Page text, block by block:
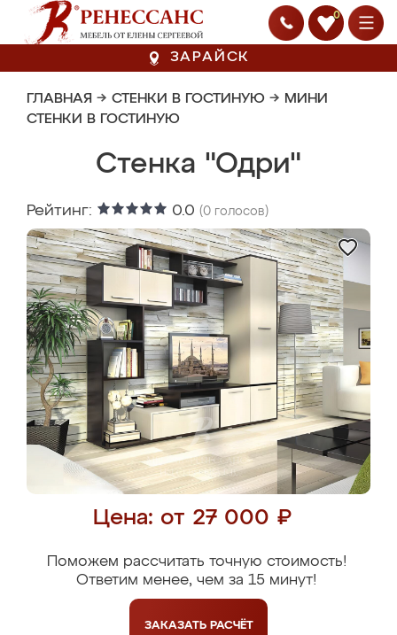
0
ЗАРАЙСК
ГЛАВНАЯ → СТЕНКИ В ГОСТИНУЮ → МИНИ
СТЕНКИ В ГОСТИНУЮ
Стенка "Одри"
Рейтинг: 0.0 (0 голосов)
Цена: от 27 000 ₽
Поможем рассчитать точную стоимость!
Ответим менее, чем за 15 минут!
ЗАКАЗАТЬ РАСЧЁТ